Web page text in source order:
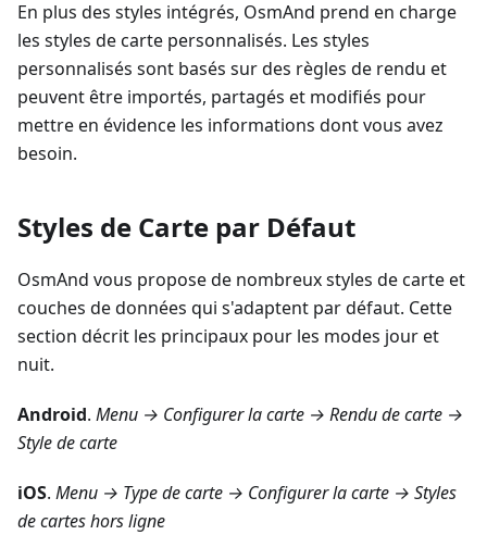
En plus des styles intégrés, OsmAnd prend en charge
les styles de carte personnalisés. Les styles
personnalisés sont basés sur des règles de rendu et
peuvent être importés, partagés et modifiés pour
mettre en évidence les informations dont vous avez
besoin.
Styles de Carte par Défaut
OsmAnd vous propose de nombreux styles de carte et
couches de données qui s'adaptent par défaut. Cette
section décrit les principaux pour les modes jour et
nuit.
Android. Menu → Configurer la carte → Rendu de carte →
Style de carte
iOS. Menu → Type de carte → Configurer la carte → Styles
de cartes hors ligne